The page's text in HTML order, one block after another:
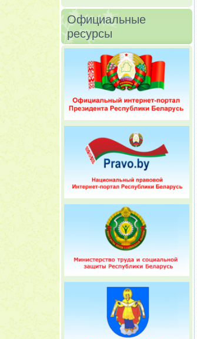
Официальные
ресурсы